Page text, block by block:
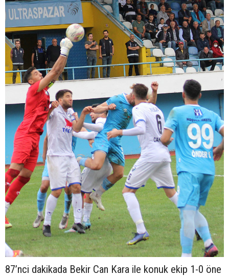
87’nci dakikada Bekir Can Kara ile konuk ekip 1-0 öne